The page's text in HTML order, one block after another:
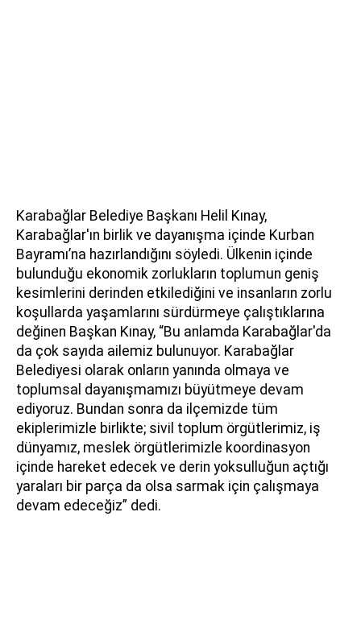
Karabağlar Belediye Başkanı Helil Kınay,
Karabağlar'ın birlik ve dayanışma içinde Kurban
Bayramı’na hazırlandığını söyledi. Ülkenin içinde
bulunduğu ekonomik zorlukların toplumun geniş
kesimlerini derinden etkilediğini ve insanların zorlu
koşullarda yaşamlarını sürdürmeye çalıştıklarına
değinen Başkan Kınay, “Bu anlamda Karabağlar'da
da çok sayıda ailemiz bulunuyor. Karabağlar
Belediyesi olarak onların yanında olmaya ve
toplumsal dayanışmamızı büyütmeye devam
ediyoruz. Bundan sonra da ilçemizde tüm
ekiplerimizle birlikte; sivil toplum örgütlerimiz, iş
dünyamız, meslek örgütlerimizle koordinasyon
içinde hareket edecek ve derin yoksulluğun açtığı
yaraları bir parça da olsa sarmak için çalışmaya
devam edeceğiz” dedi.